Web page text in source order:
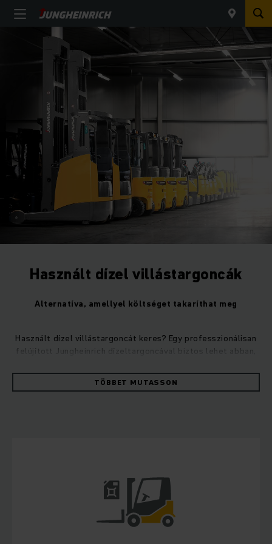
Használt dízel villástargoncák
Alternatíva, amellyel költséget takaríthat meg
Használt dízel villástargoncát keres? Egy professzionálisan
felújított Jungheinrich dízeltargoncával biztos lehet abban,
szükséges összes szállítási feladatra.
van. Dízel villástargoncáink felújításakor nem csak a funkciót
és a fenntarthatóságot tartjuk szem előtt - hanem
biztosítjuk azt is, hogy minden jelenlegi biztonsági
előírásnak megfeleljenek.
TÖBBET MUTASSON